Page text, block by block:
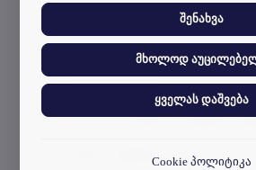
მექანიკის ინჟინერიის
მექატრონიკა; სამრეწველო
ავტომატიზაცია;
მაღალი ძაბვის
სამთო ტექნიკოსი;
შენახვა
მხოლოდ
ყველას დაშვება
Cookie პოლიტიკა